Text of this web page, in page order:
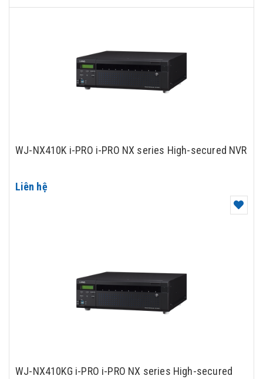
WJ-NX410K i-PRO i-PRO NX series High-secured NVR
Liên hệ
WJ-NX410KG i-PRO i-PRO NX series High-secured